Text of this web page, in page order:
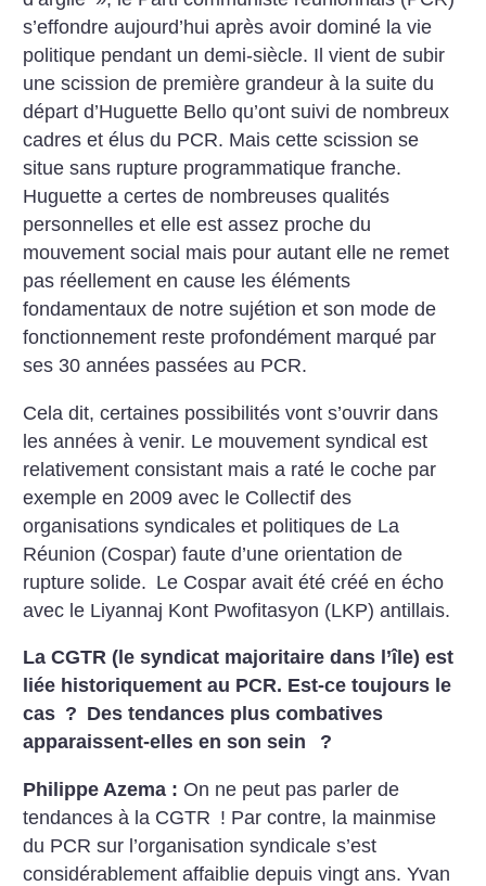
s’effondre aujourd’hui après avoir dominé la vie
politique pendant un demi-siècle. Il vient de subir
une scission de première grandeur à la suite du
départ d’Huguette Bello qu’ont suivi de nombreux
cadres et élus du PCR. Mais cette scission se
situe sans rupture programmatique franche.
Huguette a certes de nombreuses qualités
personnelles et elle est assez proche du
mouvement social mais pour autant elle ne remet
pas réellement en cause les éléments
fondamentaux de notre sujétion et son mode de
fonctionnement reste profondément marqué par
ses 30 années passées au PCR.
Cela dit, certaines possibilités vont s’ouvrir dans
les années à venir. Le mouvement syndical est
relativement consistant mais a raté le coche par
exemple en 2009 avec le Collectif des
organisations syndicales et politiques de La
Réunion (Cospar) faute d’une orientation de
rupture solide. Le Cospar avait été créé en écho
avec le Liyannaj Kont Pwofitasyon (LKP) antillais.
La CGTR (le syndicat majoritaire dans l’île) est
liée historiquement au PCR. Est-ce toujours le
cas ? Des tendances plus combatives
apparaissent-elles en son sein
?
Philippe Azema : On ne peut pas parler de
tendances à la CGTR ! Par contre, la mainmise
du PCR sur l’organisation syndicale s’est
considérablement affaiblie depuis vingt ans. Yvan